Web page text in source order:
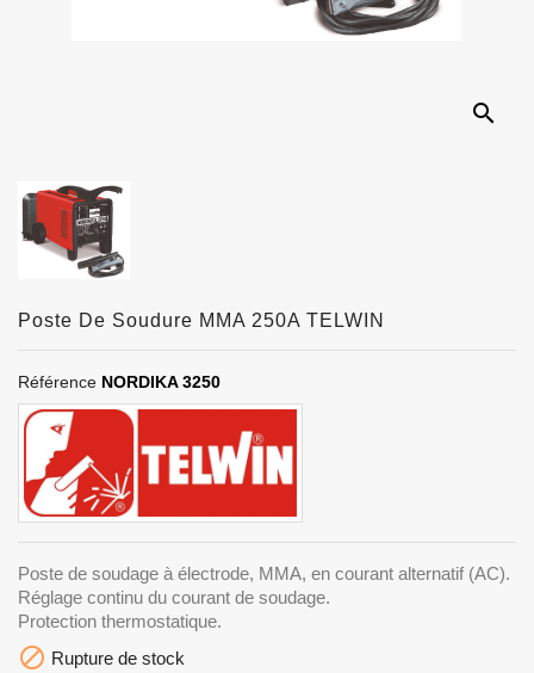
search
Poste De Soudure MMA 250A TELWIN
Référence NORDIKA 3250
Poste de soudage à électrode, MMA, en courant alternatif (AC).
Réglage continu du courant de soudage.
Protection thermostatique.
 Rupture de stock